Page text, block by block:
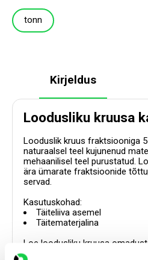
tonn
Kirjeldus
Loodusliku kruusa
Looduslik kruus fraktsiooniga
naturaalsel teel kujunenud
mehaanilisel teel purustatud.
ära ümarate fraktsioonide
servad.
Kasutuskohad:
Täiteliiva asemel
Täitematerjalina
Loe loodusliku kruusa
täpsemalt